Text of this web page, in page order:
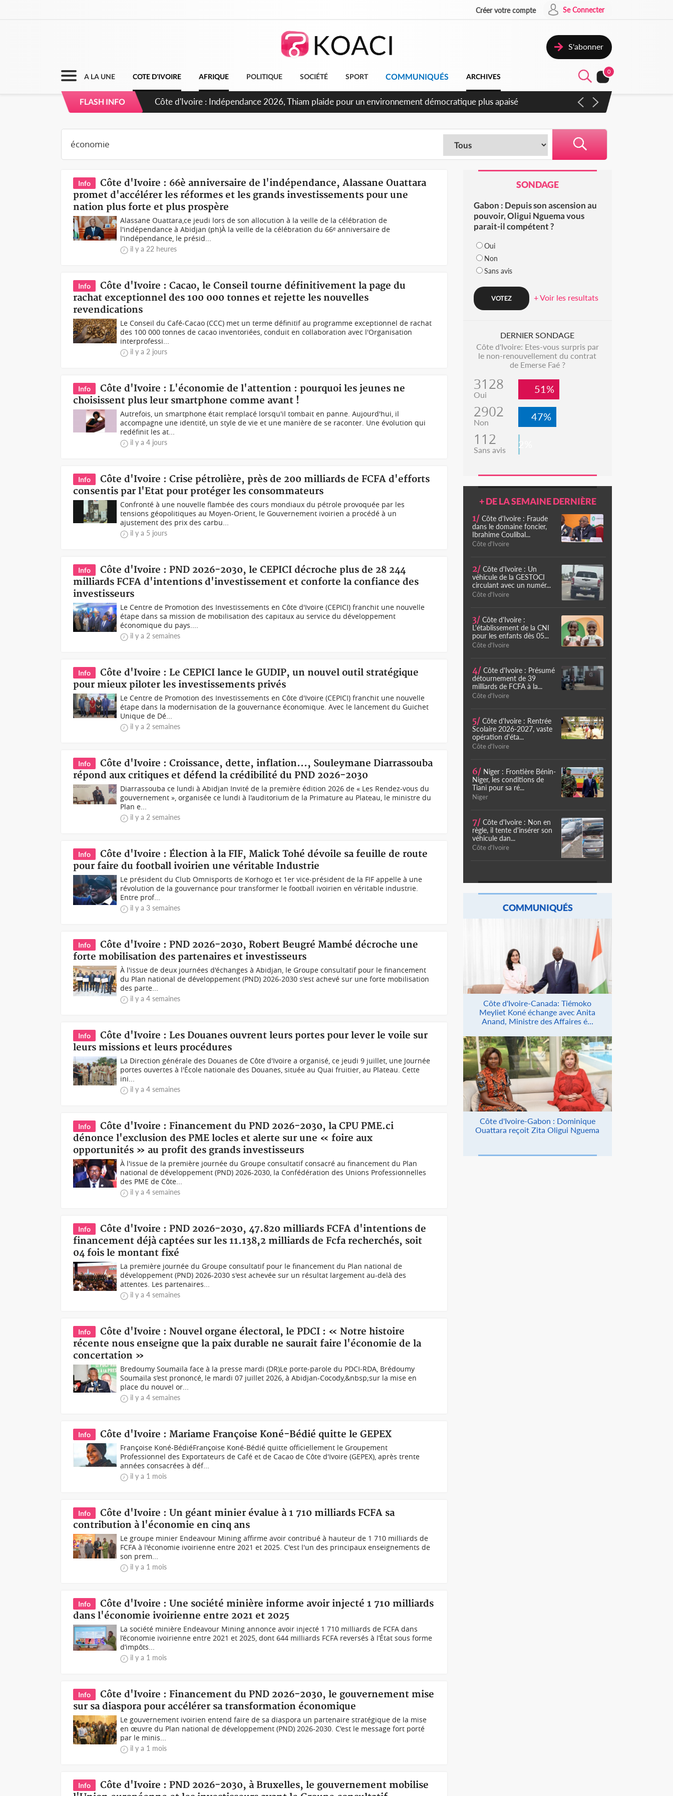
Créer votre compte Se Connecter
S'abonner
A LA UNE COTE D'IVOIRE AFRIQUE POLITIQUE SOCIÉTÉ SPORT COMMUNIQUÉS ARCHIVES
0
FLASH INFO Côte d'Ivoire : Indépendance 2026, Thiam plaide pour un environnement démocratique plus apaisé
Info
Côte d'Ivoire : 66è anniversaire de l'indépendance, Alassane Ouattara
promet d'accélérer les réformes et les grands investissements pour une
nation plus forte et plus prospère
Alassane Ouattara,ce jeudi lors de son allocution à la veille de la célébration de
l'indépendance à Abidjan (ph)À la veille de la célébration du 66ᵉ anniversaire de
l'indépendance, le présid...
il y a 22 heures
Info
Côte d'Ivoire : Cacao, le Conseil tourne définitivement la page du
rachat exceptionnel des 100 000 tonnes et rejette les nouvelles
revendications
Le Conseil du Café-Cacao (CCC) met un terme définitif au programme exceptionnel de rachat
des 100 000 tonnes de cacao inventoriées, conduit en collaboration avec l'Organisation
interprofessi...
il y a 2 jours
Info
Côte d'Ivoire : L'économie de l'attention : pourquoi les jeunes ne
choisissent plus leur smartphone comme avant !
Autrefois, un smartphone était remplacé lorsqu'il tombait en panne. Aujourd'hui, il
accompagne une identité, un style de vie et une manière de se raconter. Une évolution qui
redéfinit les at...
il y a 4 jours
Info
Côte d'Ivoire : Crise pétrolière, près de 200 milliards de FCFA d'efforts
consentis par l'Etat pour protéger les consommateurs
Confronté à une nouvelle flambée des cours mondiaux du pétrole provoquée par les
tensions géopolitiques au Moyen-Orient, le Gouvernement ivoirien a procédé à un
ajustement des prix des carbu...
il y a 5 jours
Info
Côte d'Ivoire : PND 2026-2030, le CEPICI décroche plus de 28 244
milliards FCFA d'intentions d'investissement et conforte la confiance des
investisseurs
Le Centre de Promotion des Investissements en Côte d'Ivoire (CEPICI) franchit une nouvelle
étape dans sa mission de mobilisation des capitaux au service du développement
économique du pays....
il y a 2 semaines
Info
Côte d'Ivoire : Le CEPICI lance le GUDIP, un nouvel outil stratégique
pour mieux piloter les investissements privés
Le Centre de Promotion des Investissements en Côte d'Ivoire (CEPICI) franchit une nouvelle
étape dans la modernisation de la gouvernance économique. Avec le lancement du Guichet
Unique de Dé...
il y a 2 semaines
Info
Côte d'Ivoire : Croissance, dette, inflation..., Souleymane Diarrassouba
répond aux critiques et défend la crédibilité du PND 2026-2030
Diarrassouba ce lundi à Abidjan Invité de la première édition 2026 de « Les Rendez-vous du
gouvernement », organisée ce lundi à l'auditorium de la Primature au Plateau, le ministre du
Plan e...
il y a 2 semaines
Info
Côte d'Ivoire : Élection à la FIF, Malick Tohé dévoile sa feuille de route
pour faire du football ivoirien une véritable Industrie
Le président du Club Omnisports de Korhogo et 1er vice-président de la FIF appelle à une
révolution de la gouvernance pour transformer le football ivoirien en véritable industrie.
Entre prof...
il y a 3 semaines
Info
Côte d'Ivoire : PND 2026-2030, Robert Beugré Mambé décroche une
forte mobilisation des partenaires et investisseurs
À l'issue de deux journées d'échanges à Abidjan, le Groupe consultatif pour le financement
du Plan national de développement (PND) 2026-2030 s'est achevé sur une forte mobilisation
des parte...
il y a 4 semaines
Info
Côte d'Ivoire : Les Douanes ouvrent leurs portes pour lever le voile sur
leurs missions et leurs procédures
La Direction générale des Douanes de Côte d'Ivoire a organisé, ce jeudi 9 juillet, une Journée
portes ouvertes à l'École nationale des Douanes, située au Quai fruitier, au Plateau. Cette
ini...
il y a 4 semaines
Info
Côte d'Ivoire : Financement du PND 2026-2030, la CPU PME.ci
dénonce l'exclusion des PME locles et alerte sur une « foire aux
opportunités » au profit des grands investisseurs
À l'issue de la première journée du Groupe consultatif consacré au financement du Plan
national de développement (PND) 2026-2030, la Confédération des Unions Professionnelles
des PME de Côte...
il y a 4 semaines
Info
Côte d'Ivoire : PND 2026-2030, 47.820 milliards FCFA d'intentions de
financement déjà captées sur les 11.138,2 milliards de Fcfa recherchés, soit
04 fois le montant fixé
La première journée du Groupe consultatif pour le financement du Plan national de
développement (PND) 2026-2030 s'est achevée sur un résultat largement au-delà des
attentes. Les partenaires...
il y a 4 semaines
Info
Côte d'Ivoire : Nouvel organe électoral, le PDCI : « Notre histoire
récente nous enseigne que la paix durable ne saurait faire l'économie de la
concertation »
Bredoumy Soumaïla face à la presse mardi (DR)Le porte-parole du PDCI-RDA, Brédoumy
Soumaïla s’est prononcé, le mardi 07 juillet 2026, à Abidjan-Cocody,&nbsp;sur la mise en
place du nouvel or...
il y a 4 semaines
Info Côte d'Ivoire : Mariame Françoise Koné-Bédié quitte le GEPEX
Françoise Koné-BédiéFrançoise Koné-Bédié quitte officiellement le Groupement
Professionnel des Exportateurs de Café et de Cacao de Côte d'Ivoire (GEPEX), après trente
années consacrées à déf...
il y a 1 mois
Info
Côte d'Ivoire : Un géant minier évalue à 1 710 milliards FCFA sa
contribution à l'économie en cinq ans
Le groupe minier Endeavour Mining affirme avoir contribué à hauteur de 1 710 milliards de
FCFA à l'économie ivoirienne entre 2021 et 2025. C'est l'un des principaux enseignements de
son prem...
il y a 1 mois
Info
Côte d'Ivoire : Une société minière informe avoir injecté 1 710 milliards
dans l'économie ivoirienne entre 2021 et 2025
La société minière Endeavour Mining annonce avoir injecté 1 710 milliards de FCFA dans
l’économie ivoirienne entre 2021 et 2025, dont 644 milliards FCFA reversés à l’État sous forme
d’impôts...
il y a 1 mois
Info
Côte d'Ivoire : Financement du PND 2026-2030, le gouvernement mise
sur sa diaspora pour accélérer sa transformation économique
Le gouvernement ivoirien entend faire de sa diaspora un partenaire stratégique de la mise
en œuvre du Plan national de développement (PND) 2026-2030. C'est le message fort porté
par le minis...
il y a 1 mois
Info
Côte d'Ivoire : PND 2026-2030, à Bruxelles, le gouvernement mobilise
SONDAGE
Gabon : Depuis son ascension au
pouvoir, Oligui Nguema vous
parait-il compétent ?
Oui
Non
Sans avis
+ Voir les resultats
DERNIER SONDAGE
Côte d'Ivoire: Etes-vous surpris par
le non-renouvellement du contrat
de Emerse Faé ?
3128
Oui 51%
2902
Non 47%
112
Sans avis 2%
+ DE LA SEMAINE DERNIÈRE
1/ Côte d'Ivoire : Fraude
dans le domaine foncier,
Ibrahime Coulibal...
Côte d'Ivoire
2/ Côte d'Ivoire : Un
véhicule de la GESTOCI
circulant avec un numér...
Côte d'Ivoire
3/ Côte d'Ivoire :
L'établissement de la CNI
pour les enfants dès 05...
Côte d'Ivoire
4/ Côte d'Ivoire : Présumé
détournement de 39
milliards de FCFA à la...
Côte d'Ivoire
5/ Côte d'Ivoire : Rentrée
Scolaire 2026-2027, vaste
opération d'éta...
Côte d'Ivoire
6/ Niger : Frontière Bénin-
Niger, les conditions de
Tiani pour sa ré...
Niger
7/ Côte d'Ivoire : Non en
règle, il tente d'insérer son
véhicule dan...
Côte d'Ivoire
COMMUNIQUÉS
Côte d'Ivoire-Canada: Tiémoko
Meyliet Koné échange avec Anita
Anand, Ministre des Affaires é...
Côte d'Ivoire-Gabon : Dominique
Ouattara reçoit Zita Oligui Nguema